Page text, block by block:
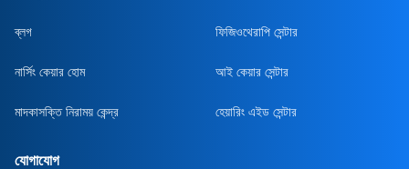
ব্লগ ফিজিওথেরাপি সেন্টার
নার্সিং কেয়ার হোম আই কেয়ার সেন্টার
মাদকাসক্তি নিরাময় কেন্দ্র হেয়ারিং এইড সেন্টার
যোগাযোগ